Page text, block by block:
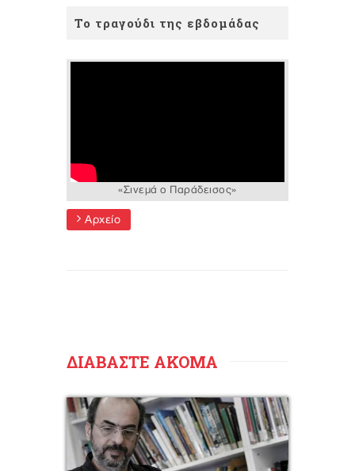
Το τραγούδι της εβδομάδας
«Σινεμά ο Παράδεισος»
Αρχείο
ΔΙΑΒΑΣΤΕ ΑΚΟΜΑ